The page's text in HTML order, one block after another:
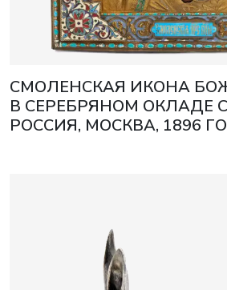
СМОЛЕНСКАЯ ИКОНА
В СЕРЕБРЯНОМ ОКЛАДЕ
РОССИЯ, МОСКВА, 1896